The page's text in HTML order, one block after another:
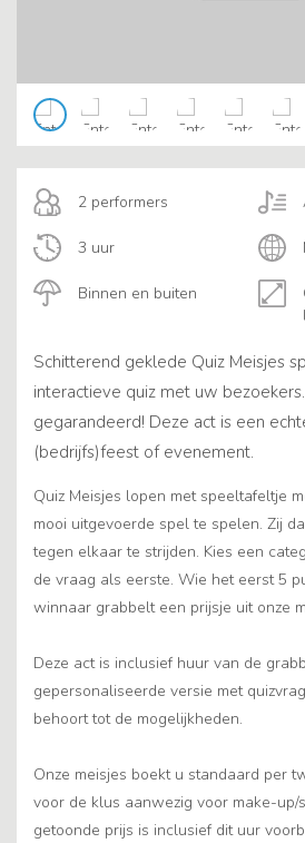
2 performers
Binnen en buiten
3 uur
Schitterend geklede Quiz Meisjes
interactieve quiz met uw
gegarandeerd! Deze act is een
(bedrijfs)feest of evenement.
Quiz Meisjes lopen met speeltafeltje
mooi uitgevoerde spel te spelen. Zij
tegen elkaar te strijden. Kies een
de vraag als eerste. Wie het eerst 5
winnaar grabbelt een prijsje uit onze
Deze act is inclusief huur van de
gepersonaliseerde versie met
behoort tot de mogelijkheden.
Onze meisjes boekt u standaard per
voor de klus aanwezig voor make-up/
getoonde prijs is inclusief dit uur